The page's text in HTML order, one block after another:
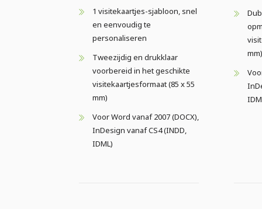
1 visitekaartjes-sjabloon, snel
en eenvoudig te
personaliseren
Tweezijdig en drukklaar
voorbereid in het geschikte
visitekaartjesformaat (85 x 55
mm)
Voor Word vanaf 2007 (DOCX),
InDesign vanaf CS4 (INDD,
IDML)
mm)